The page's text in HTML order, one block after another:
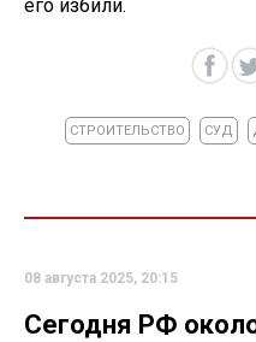
его избили.
СТРОИТЕЛЬСТВО СУД
08 августа 2025, 20:15
Сегодня РФ